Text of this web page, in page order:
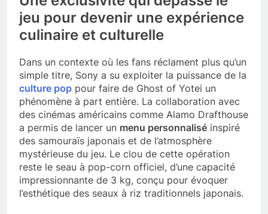
jeu pour devenir une expérience
culinaire et culturelle
Dans un contexte où les fans réclament plus qu’un
simple titre, Sony a su exploiter la puissance de la
culture pop pour faire de Ghost of Yotei un
phénomène à part entière. La collaboration avec
des cinémas américains comme Alamo Drafthouse
a permis de lancer un menu personnalisé inspiré
des samouraïs japonais et de l’atmosphère
mystérieuse du jeu. Le clou de cette opération
reste le seau à pop-corn officiel, d’une capacité
impressionnante de 3 kg, conçu pour évoquer
l’esthétique des seaux à riz traditionnels japonais.